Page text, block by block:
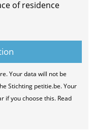
of residence
Your data will not be
Stichting petitie.be. Your
if you choose this. Read